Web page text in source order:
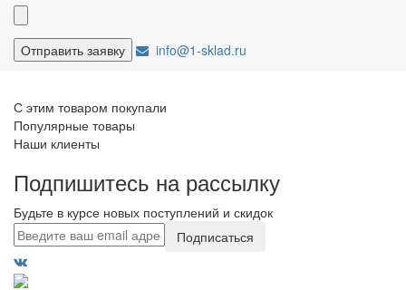
info@1-sklad.ru
С этим товаром покупали
Популярные товары
Наши клиенты
Подпишитесь на рассылку
Будьте в курсе новых поступлений и скидок
Подписаться